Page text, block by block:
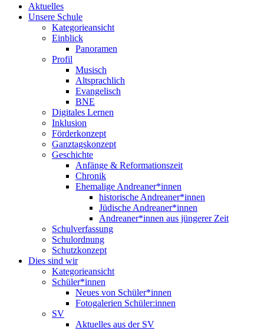
Aktuelles
Unsere Schule
Kategorieansicht
Einblick
Panoramen
Profil
Musisch
Altsprachlich
Evangelisch
BNE
Digitales Lernen
Inklusion
Förderkonzept
Ganztagskonzept
Geschichte
Anfänge & Reformationszeit
Chronik
Ehemalige Andreaner*innen
historische Andreaner*innen
Jüdische Andreaner*innen
Andreaner*innen aus jüngerer Zeit
Schulverfassung
Schulordnung
Schutzkonzept
Dies sind wir
Kategorieansicht
Schüler*innen
Neues von Schüler*innen
Fotogalerien Schüler:innen
SV
Aktuelles aus der SV